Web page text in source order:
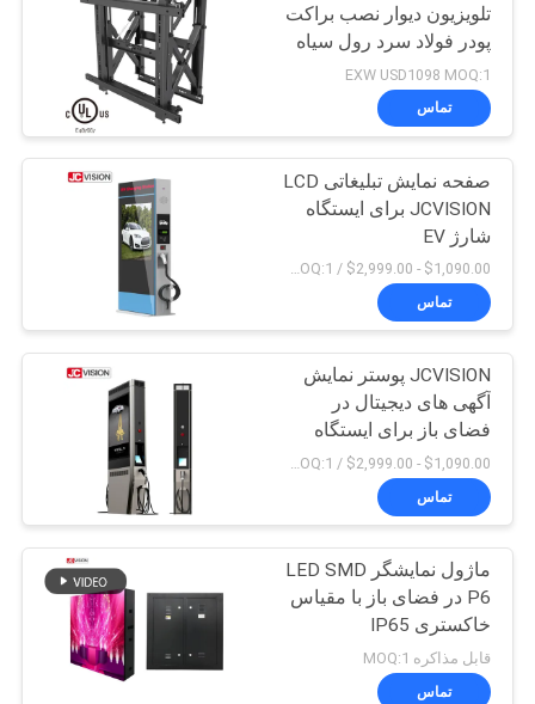
صفحه ی LCD برای
نوشتن
15
نمایشگر ال سی دی
نوار کشیده
8
صفحه نمایش LCD
شفاف
22
تلویزیون دیوار نصب براکت
پودر فولاد سرد رول سیاه
EXW USD1098 MOQ:1
تماس
صفحه نمایش تبلیغاتی LCD
JCVISION برای ایستگاه
شارژ EV
$1,090.00 - $2,999.00 / unit MOQ:1
تماس
JCVISION پوستر نمایش
آگهی های دیجیتال در
فضای باز برای ایستگاه
شارژ خودرو
$1,090.00 - $2,999.00 / unit MOQ:1
تماس
ماژول نمایشگر LED SMD
P6 در فضای باز با مقیاس
خاکستری IP65
قابل مذاکره MOQ:1
تماس